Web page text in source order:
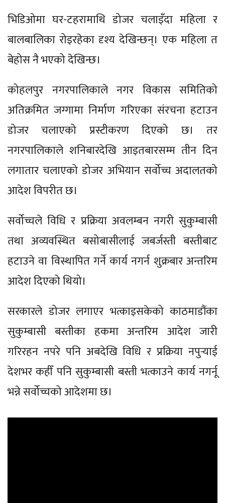
भिडिओमा घर-टहरामाथि डोजर चलाइँदा महिला र
बालबालिका रोइरहेका दृश्य देखिन्छन्। एक महिला त
बेहोस नै भएको देखिन्छ।
कोहलपुर नगरपालिकाले नगर विकास समितिको
अतिक्रमित जग्गामा निर्माण गरिएका संरचना हटाउन
डोजर चलाएको प्रस्टीकरण दिएको छ। तर
नगरपालिकाले शनिबारदेखि आइतबारसम्म तीन दिन
लगातार चलाएको डोजर अभियान सर्वोच्च अदालतको
आदेश विपरीत छ।
सर्वोच्चले विधि र प्रक्रिया अवलम्बन नगरी सुकुम्बासी
तथा अव्यवस्थित बसोबासीलाई जबर्जस्ती बस्तीबाट
हटाउने वा विस्थापित गर्ने कार्य नगर्न शुक्रबार अन्तरिम
आदेश दिएको थियो।
सरकारले डोजर लगाएर भत्काइसकेको काठमाडौंका
सुकुम्बासी बस्तीका हकमा अन्तरिम आदेश जारी
गरिरहन नपरे पनि अबदेखि विधि र प्रक्रिया नपुर्‍याई
देशभर कहीँ पनि सुकुम्बासी बस्ती भत्काउने कार्य नगर्नू
भन्ने सर्वोच्चको आदेशमा छ।